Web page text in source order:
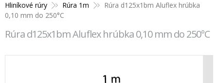
Hliníkové rúry
Rúra 1m
Rúra d125x1bm Aluflex hrúbka
0,10 mm do 250°C
Rúra d125x1bm Aluflex hrúbka 0,10 mm do 250°C